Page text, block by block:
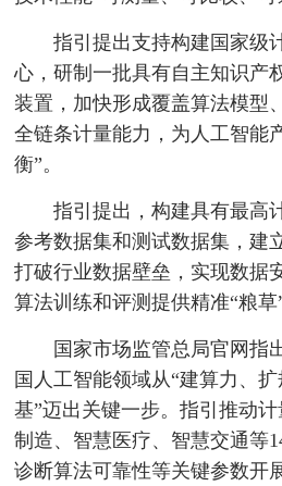
指引提出支持构建国家级
心，研制一批具有自主知识产
装置，加快形成覆盖算法模型
全链条计量能力，为人工智能
衡”。
指引提出，构建具有最高
参考数据集和测试数据集，建
打破行业数据壁垒，实现数据
算法训练和评测提供精准“粮草”
国家市场监管总局官网指
国人工智能领域从“建算力、
基”迈出关键一步。指引推动
制造、智慧医疗、智慧交通等
诊断算法可靠性等关键参数开